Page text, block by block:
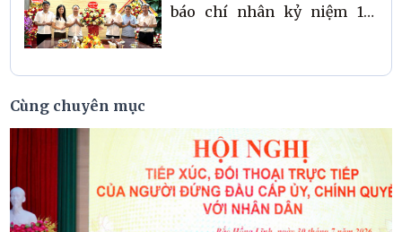
báo chí nhân kỷ niệm 101
Cùng chuyên mục